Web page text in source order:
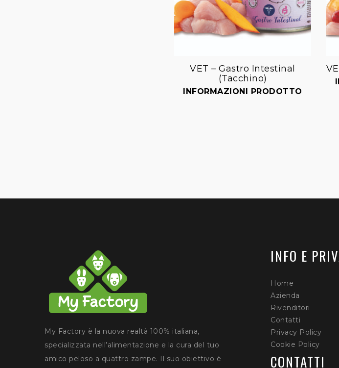
VET – Gastro Intestinal
(Tacchino)
INFORMAZIONI PRODOTTO
My Factory è la nuova realtà 100% italiana,
specializzata nell’alimentazione e la cura del tuo
amico peloso a quattro zampe. Il suo obiettivo è
INFO E
Home
Azienda
Rivenditori
Contatti
Privacy Policy
Cookie Policy
CONTATTI